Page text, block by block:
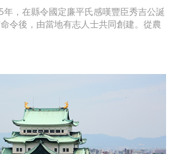
，在縣令國定廉平氏感嘆豐臣秀吉公誕
令後，由當地有志人士共同創建。從農